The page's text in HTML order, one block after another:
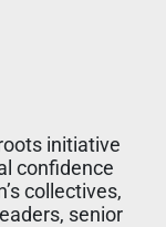
initiative
confidence
collectives,
senior